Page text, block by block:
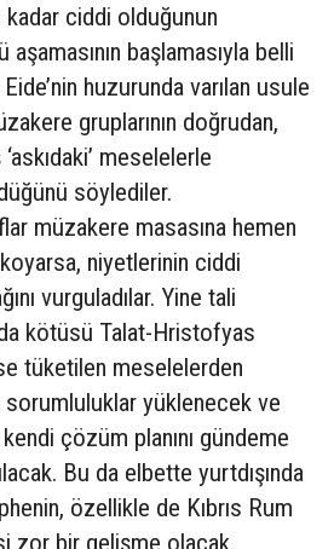
kadar ciddi olduğunun
başlamasıyla belli
Eide’nin huzurunda varılan usule
gruplarının doğrudan,
meselelerle
söylediler.
müzakere masasına hemen
niyetlerinin ciddi
vurguladılar. Yine tali
kötüsü Talat-Hristofyas
tüketilen meselelerden
sorumluluklar yüklenecek ve
çözüm planını gündeme
Bu da elbette yurtdışında
özellikle de Kıbrıs Rum
zor bir gelişme olacak.